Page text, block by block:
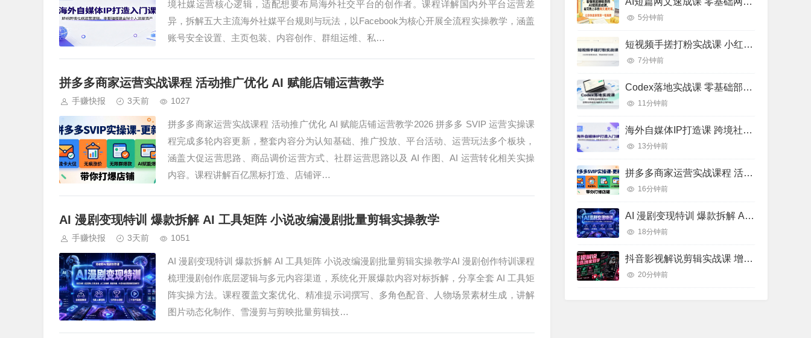
境社媒运营核心逻辑，适配想要布局海外社交平台的创作者。课程详解国内外平台运营差
异，拆解五大主流海外社媒平台规则与玩法，以Facebook为核心开展全流程实操教学，涵盖
账号安全设置、主页包装、内容创作、群组运维、私…
拼多多商家运营实战课程 活动推广优化 AI 赋能店铺运营教学
手赚快报 3天前 1027
拼多多商家运营实战课程 活动推广优化 AI 赋能店铺运营教学2026 拼多多 SVIP 运营实操课
程完成多轮内容更新，整套内容分为认知基础、推广投放、平台活动、运营玩法多个板块，
涵盖大促运营思路、商品调价运营方式、社群运营思路以及 AI 作图、AI 运营转化相关实操
内容。课程讲解百亿黑标打造、店铺评…
AI 漫剧变现特训 爆款拆解 AI 工具矩阵 小说改编漫剧批量剪辑实操教学
手赚快报 3天前 1051
AI 漫剧变现特训 爆款拆解 AI 工具矩阵 小说改编漫剧批量剪辑实操教学AI 漫剧创作特训课程
梳理漫剧创作底层逻辑与多元内容渠道，系统化开展爆款内容对标拆解，分享全套 AI 工具矩
阵实操方法。课程覆盖文案优化、精准提示词撰写、多角色配音、人物场景素材生成，讲解
图片动态化制作、雪漫剪与剪映批量剪辑技…
5分钟前
短视频手搓打粉实战课 小红书抖音截流玩法 账号流量运营实操教程
7分钟前
Codex落地实战课 零基础部署接入 AI办公创作高效工作流实操教程
11分钟前
海外自媒体IP打造课 跨境社媒运营 全球流量搭建实操教程
13分钟前
拼多多商家运营实战课程 活动推广优化 AI 赋能店铺运营教学
16分钟前
AI 漫剧变现特训 爆款拆解 AI 工具矩阵 小说改编漫剧批量剪辑实操教学
18分钟前
抖音影视解说剪辑实战课 增量流量逻辑 内部高阶创作玩法教学
20分钟前